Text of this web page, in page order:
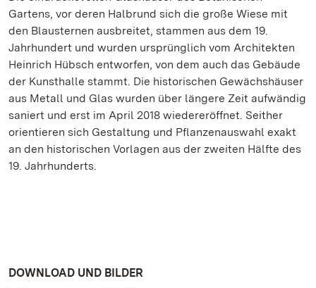
Gartens, vor deren Halbrund sich die große Wiese mit
den Blausternen ausbreitet, stammen aus dem 19.
Jahrhundert und wurden ursprünglich vom Architekten
Heinrich Hübsch entworfen, von dem auch das Gebäude
der Kunsthalle stammt. Die historischen Gewächshäuser
aus Metall und Glas wurden über längere Zeit aufwändig
saniert und erst im April 2018 wiedereröffnet. Seither
orientieren sich Gestaltung und Pflanzenauswahl exakt
an den historischen Vorlagen aus der zweiten Hälfte des
19. Jahrhunderts.
DOWNLOAD UND BILDER